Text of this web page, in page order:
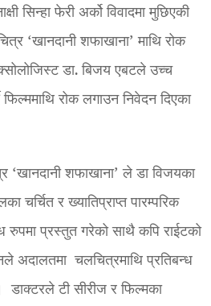
सिन्हा फेरी अर्को विवादमा मुछिएकी
‘खानदानी शफाखाना’ माथि रोक
डा. बिजय एबटले उच्च
रोक लगाउन निवेदन दिएका
‘खानदानी शफाखाना’ ले डा विजयका
चर्चित र ख्यातिप्राप्त पारम्परिक
रुपमा प्रस्तुत गरेको साथै कपि राईटको
अदालतमा चलचित्रमाथि प्रतिबन्ध
डाक्टरले टी सीरीज र फिल्मका